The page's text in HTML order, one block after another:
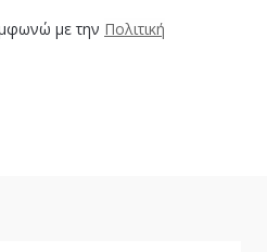
με την Πολιτική